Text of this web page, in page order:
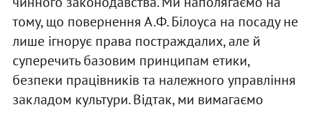
тому, що повернення А.Ф. Білоуса на посаду не
лише ігнорує права постраждалих, але й
суперечить базовим принципам етики,
безпеки працівників та належного управління
закладом культури. Відтак, ми вимагаємо